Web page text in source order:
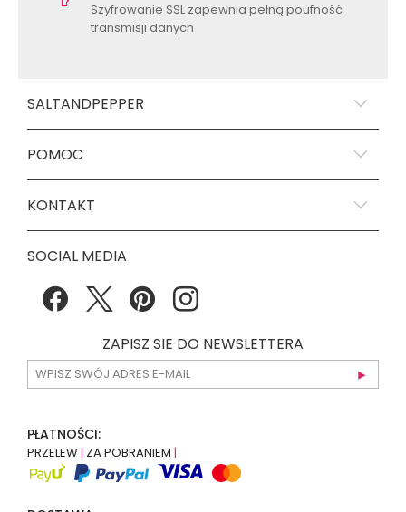
Szyfrowanie SSL zapewnia pełną poufność
transmisji danych
SALTANDPEPPER
POMOC
KONTAKT
SOCIAL MEDIA
ZAPISZ SIE DO NEWSLETTERA
PŁATNOŚCI:
PRZELEW | ZA POBRANIEM |